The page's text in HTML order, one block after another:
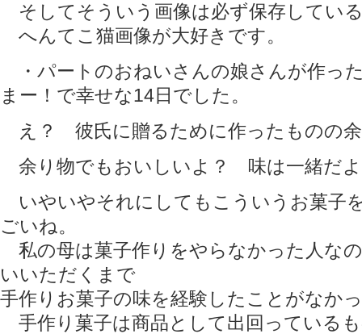
そしてそういう画像は必ず保存してい
へんてこ猫画像が大好きです。
・パートのおねいさんの娘さんが作っ
まー！で幸せな14日でした。
え？ 彼氏に贈るために作ったものの
余り物でもおいしいよ？ 味は一緒だ
いやいやそれにしてもこういうお菓子
ごいね。
私の母は菓子作りをやらなかった人な
いいただくまで
手作りお菓子の味を経験したことがなか
手作り菓子は商品として出回っている